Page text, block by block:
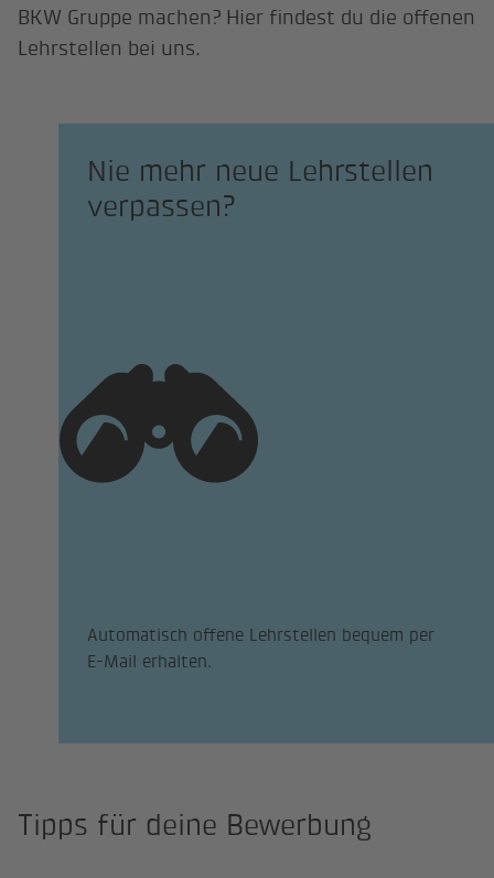
BKW Gruppe machen? Hier findest du die offenen
Lehrstellen bei uns.
Nie mehr neue Lehrstellen
verpassen?
Automatisch offene Lehrstellen bequem per
E-Mail erhalten.
Tipps für deine Bewerbung